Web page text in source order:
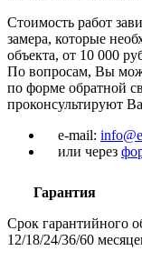
Стоимость работ
замера, которые
объекта, от 10 000
По вопросам, Вы
по форме обратной
проконсультируют
e-mail:
или через
Гарантия
Срок гарантийного
12/18/24/36/60